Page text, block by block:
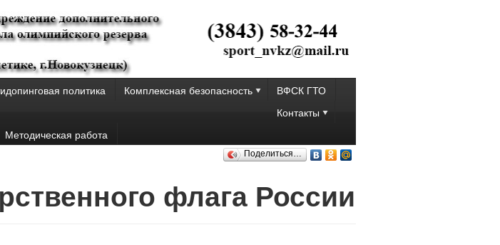
политика Комплексная безопасность
ВФСК ГТО
Контакты
Методическая работа
Поделиться…
флага России